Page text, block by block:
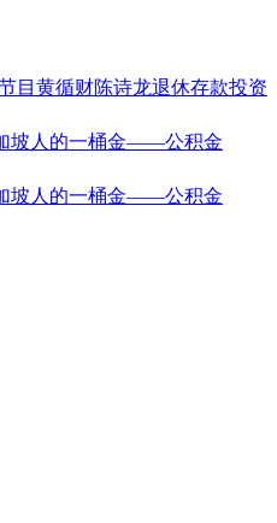
目 黄循财陈诗龙退休存款投资
坡人的一桶金——公积金
坡人的一桶金——公积金